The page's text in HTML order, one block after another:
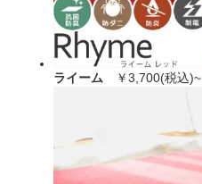
ライーム ￥3,700(税込)~